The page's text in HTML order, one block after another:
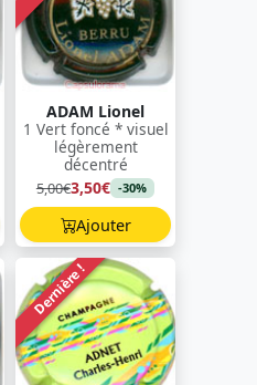
ADAM Lionel
1 Vert foncé * visuel
légèrement
décentré
5,00€3,50€ -30%
Ajouter
Dernière !